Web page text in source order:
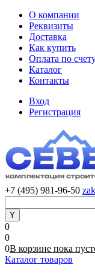
О компании
Реквизиты
Доставка
Как купить
Оплата по
Каталог
Контакты
Вход
Регистрация
+7 (495) 981-96-50
0
0
0В корзине пока
Каталог товаров